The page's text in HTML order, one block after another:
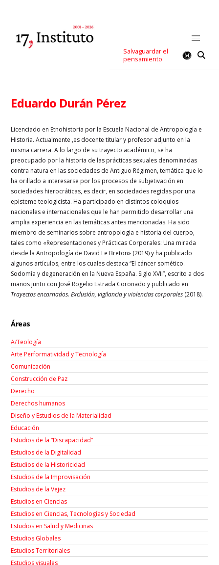
Salvaguardar el
pensamiento
Eduardo Durán Pérez
Licenciado en Etnohistoria por la Escuela Nacional de Antropología e
Historia. Actualmente ,es docente titular y profesor adjunto en la
misma carrera. A lo largo de su trayecto académico, se ha
preocupado por la historia de las prácticas sexuales denominadas
contra natura en las sociedades de Antiguo Régimen, temática que lo
ha orillado a interesarse por los procesos de subjetivación en
sociedades hierocráticas, es decir, en sociedades regidas por una
episteme teologicista. Ha participado en distintos coloquios
nacionales e internacionales que le han permitido desarrollar una
amplia experiencia en las temáticas antes mencionadas. Ha sido
miembro de seminarios sobre antropología e historia del cuerpo,
tales como «Representaciones y Prácticas Corporales: Una mirada
desde la Antropología de David Le Breton» (2019) y ha publicado
algunos artículos, entre los cuales destaca “El cáncer somético.
Sodomía y degeneración en la Nueva España. Siglo XVII”, escrito a dos
manos junto con José Rogelio Estrada Coronado y publicado en
Trayectos encarnados. Exclusión, vigilancia y violencias corporales (2018).
Áreas
A/Teología
Arte Performatividad y Tecnología
Comunicación
Construcción de Paz
Derecho
Derechos humanos
Diseño y Estudios de la Materialidad
Educación
Estudios de la “Discapacidad”
Estudios de la Digitalidad
Estudios de la Historicidad
Estudios de la Improvisación
Estudios de la Vejez
Estudios en Ciencias
Estudios en Ciencias, Tecnologías y Sociedad
Estudios en Salud y Medicinas
Estudios Globales
Estudios Territoriales
Estudios visuales